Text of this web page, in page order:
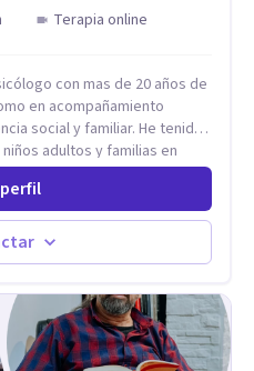
Terapia online
con mas de 20 años de
en acompañamiento
social y familiar. He tenido
adultos y familias en
dado un una variedad de
disposicion. En la
manera presencial y/o virtual,
sesión lo acordamos en